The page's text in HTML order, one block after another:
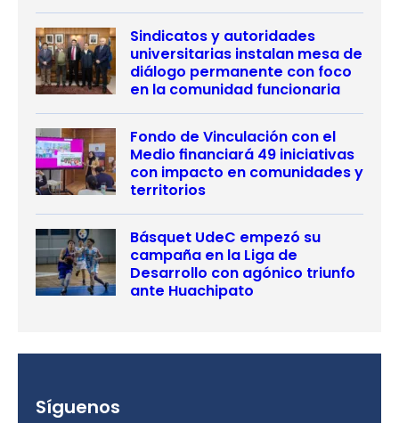
Sindicatos y autoridades
universitarias instalan mesa de
diálogo permanente con foco
en la comunidad funcionaria
Fondo de Vinculación con el
Medio financiará 49 iniciativas
con impacto en comunidades y
territorios
Básquet UdeC empezó su
campaña en la Liga de
Desarrollo con agónico triunfo
ante Huachipato
Síguenos